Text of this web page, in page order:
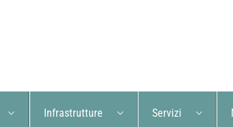
Infrastrutture Servizi